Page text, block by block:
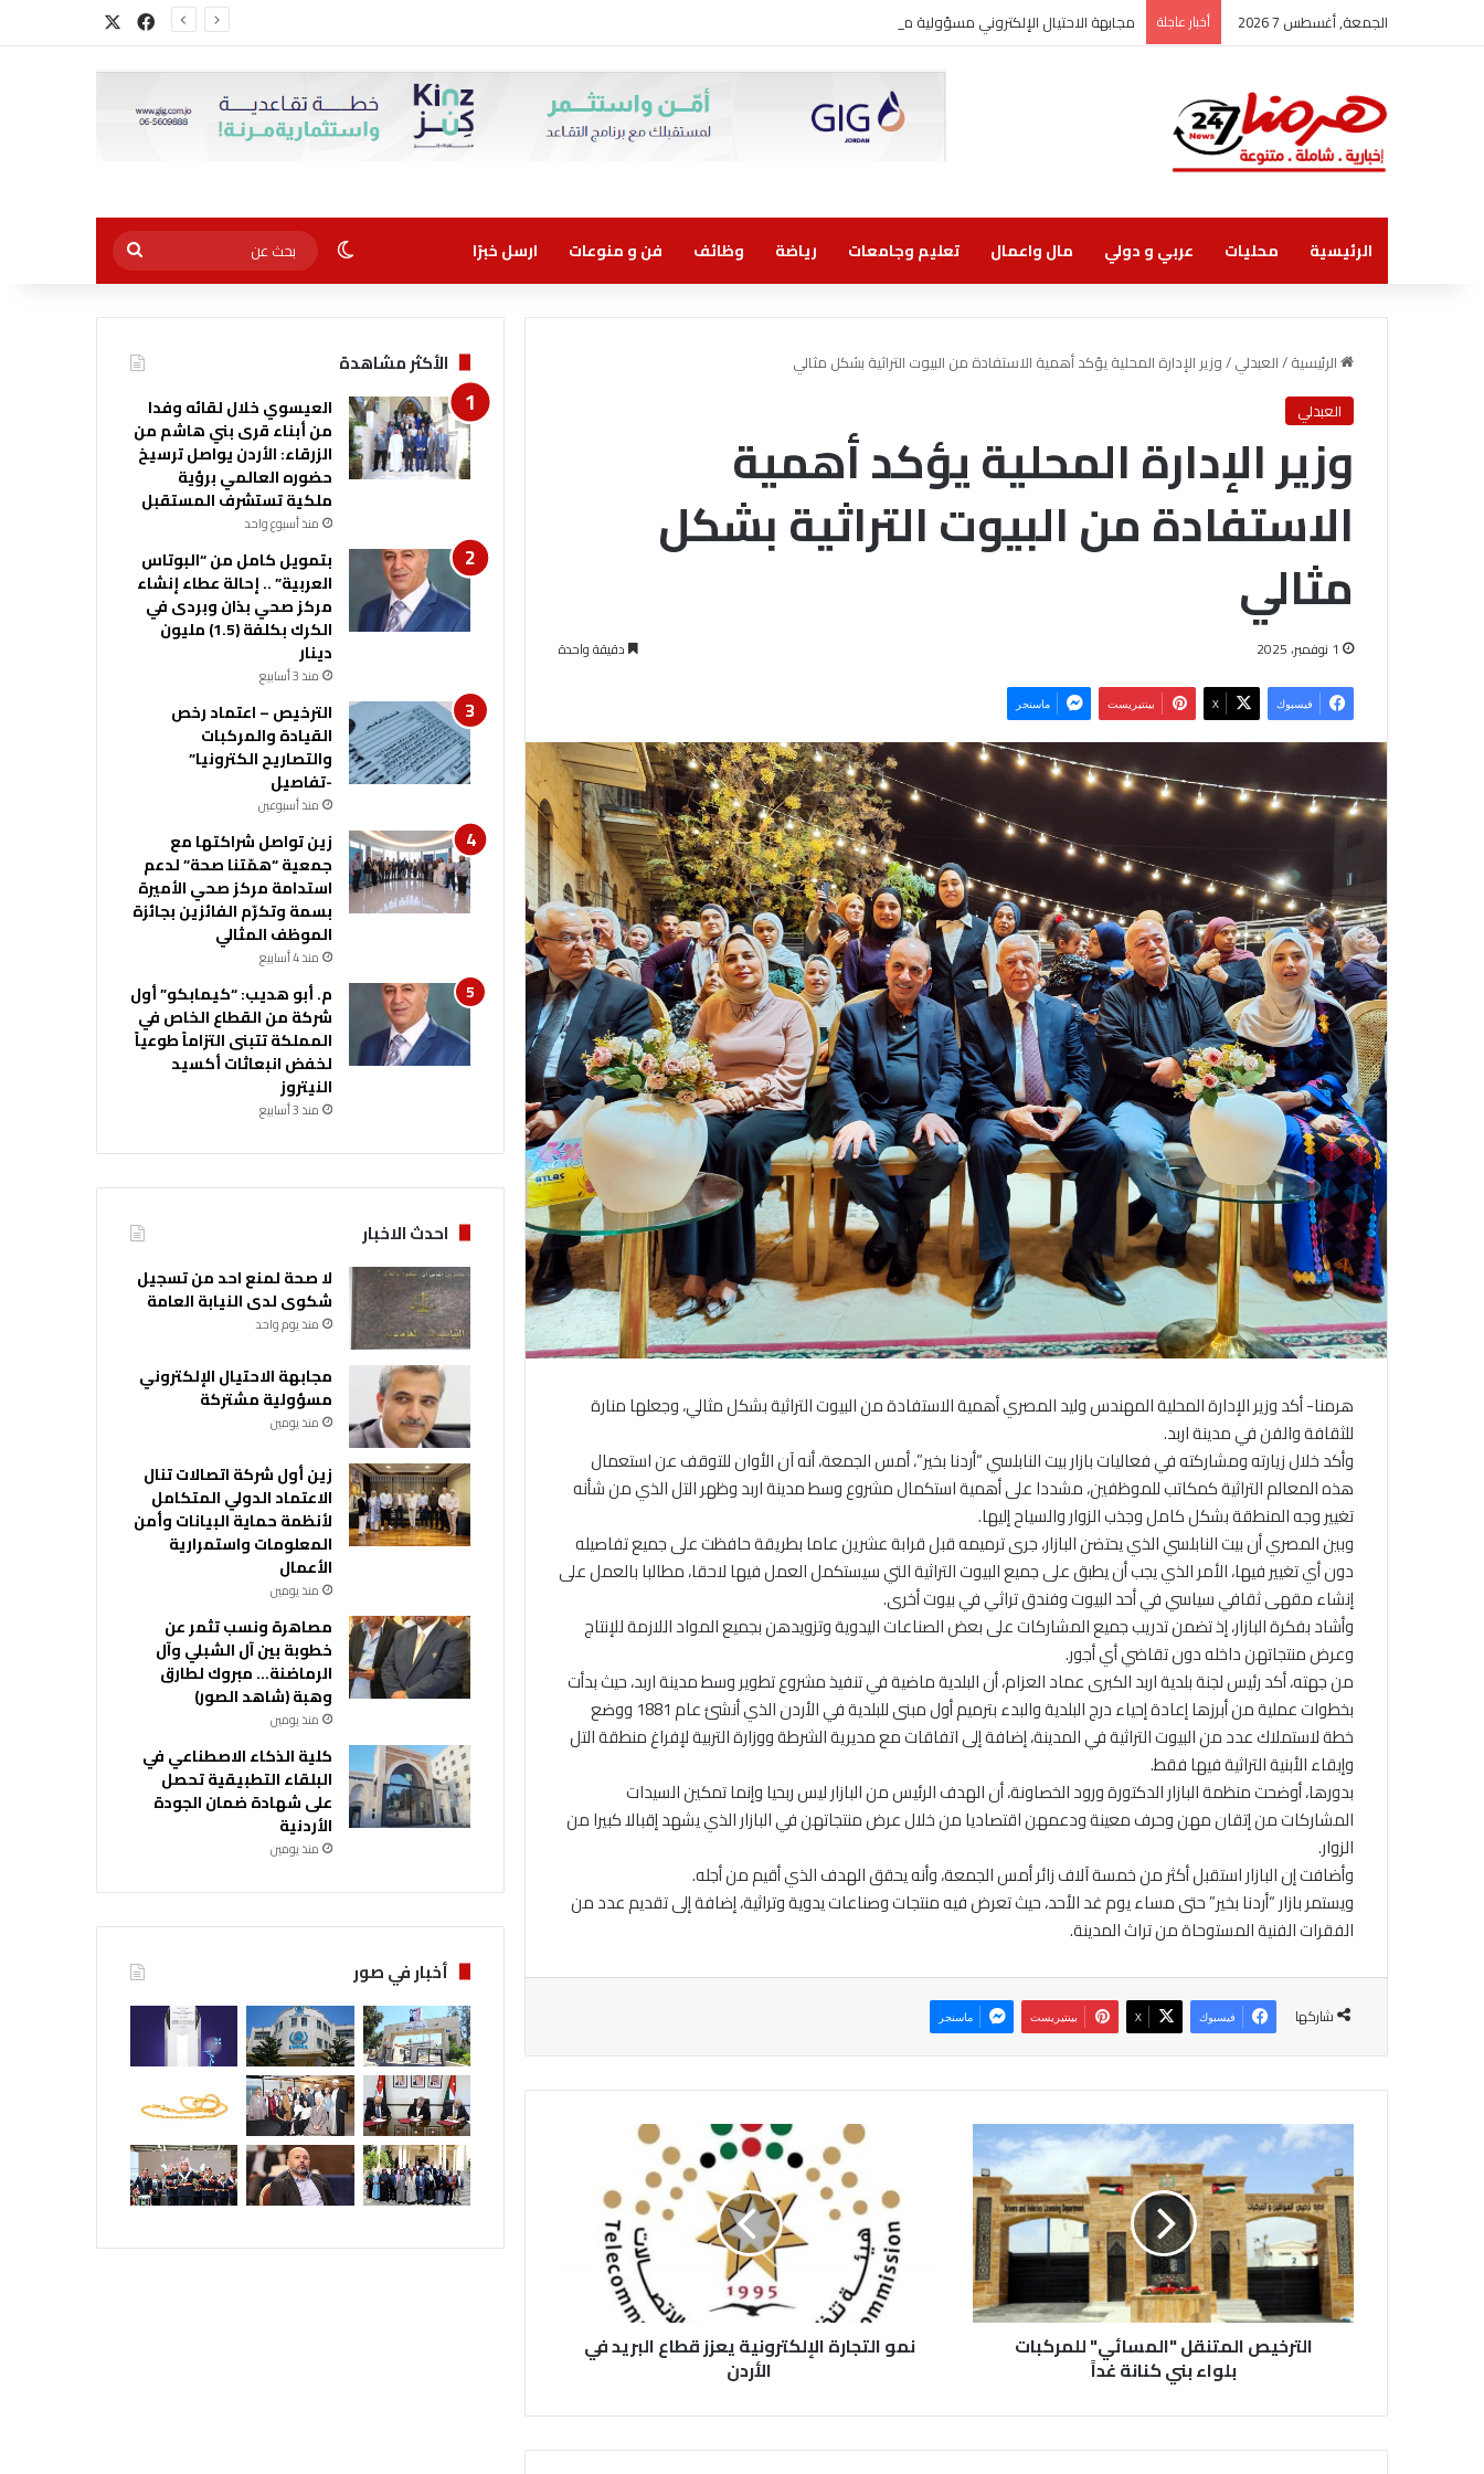
الجمعة, أغسطس 7 2026 أخبار عاجلة مجابهة الاحتيال الإلكتروني مسؤولية مشتركة فيسبوك
الرئيسية محليات عربي و دولي مال واعمال تعليم وجامعات رياضة وظائف فن و منوعات ارسل خبرًا الوضع المظلم
بحث
عن
الرئيسية/العبدلي/وزير الإدارة المحلية يؤكد أهمية الاستفادة من البيوت التراثية بشكل مثالي
العبدلي
وزير الإدارة المحلية يؤكد أهمية
الاستفادة من البيوت التراثية بشكل
مثالي
1 نوفمبر، 2025 دقيقة واحدة
فيسبوك ‫X بينتيريست ماسنجر
هرمنا- أكد وزير الإدارة المحلية المهندس وليد المصري أهمية الاستفادة من البيوت التراثية بشكل مثالي، وجعلها منارة
للثقافة والفن في مدينة اربد.
وأكد خلال زيارته ومشاركته في فعاليات بازار بيت النابلسي “أردنا بخير”، أمس الجمعة، أنه آن الأوان للتوقف عن استعمال
هذه المعالم التراثية كمكاتب للموظفين، مشددا على أهمية استكمال مشروع وسط مدينة اربد وظهر التل الذي من شأنه
تغيير وجه المنطقة بشكل كامل وجذب الزوار والسياح إليها.
وبين المصري أن بيت النابلسي الذي يحتضن البازار، جرى ترميمه قبل قرابة عشرين عاما بطريقة حافظت على جميع تفاصيله
دون أي تغيير فيها، الأمر الذي يجب أن يطبق على جميع البيوت التراثية التي سيستكمل العمل فيها لاحقا، مطالبا بالعمل على
إنشاء مقهى ثقافي سياسي في أحد البيوت وفندق تراثي في بيوت أخرى.
وأشاد بفكرة البازار، إذ تضمن تدريب جميع المشاركات على بعض الصناعات اليدوية وتزويدهن بجميع المواد اللازمة للإنتاج
وعرض منتجاتهن داخله دون تقاضي أي أجور.
من جهته، أكد رئيس لجنة بلدية اربد الكبرى عماد العزام، أن البلدية ماضية في تنفيذ مشروع تطوير وسط مدينة اربد، حيث بدأت
بخطوات عملية من أبرزها إعادة إحياء درج البلدية والبدء بترميم أول مبنى للبلدية في الأردن الذي أنشئ عام 1881 ووضع
خطة لاستملاك عدد من البيوت التراثية في المدينة، إضافة إلى اتفاقات مع مديرية الشرطة ووزارة التربية لإفراغ منطقة التل
وإبقاء الأبنية التراثية فيها فقط.
بدورها، أوضحت منظمة البازار الدكتورة ورود الخصاونة، أن الهدف الرئيس من البازار ليس ربحيا وإنما تمكين السيدات
المشاركات من إتقان مهن وحرف معينة ودعمهن اقتصاديا من خلال عرض منتجاتهن في البازار الذي يشهد إقبالا كبيرا من
الزوار.
وأضافت إن البازار استقبل أكثر من خمسة آلاف زائر أمس الجمعة، وأنه يحقق الهدف الذي أقيم من أجله.
ويستمر بازار “أردنا بخير” حتى مساء يوم غد الأحد، حيث تعرض فيه منتجات وصناعات يدوية وتراثية، إضافة إلى تقديم عدد من
الفقرات الفنية المستوحاة من تراث المدينة.
شاركها فيسبوك ‫X بينتيريست ماسنجر
ت
ر
خ
ي
ص
ا
ل
ق
"
الترخيص المتنقل "المسائي" للمركبات
بلواء بني كنانة غداً
إ
ك
نمو التجارة الإلكترونية يعزز قطاع البريد في
الأردن
الأكثر مشاهدة
العيسوي خلال لقائه وفدا
من أبناء قرى بني هاشم من
الزرقاء: الأردن يواصل ترسيخ
حضوره العالمي برؤية
ملكية تستشرف المستقبل
منذ أسبوع واحد
بتمويل كامل من “البوتاس
العربية” .. إحالة عطاء إنشاء
مركز صحي بذان وبردى في
الكرك بكلفة (1.5) مليون
دينار
منذ 3 أسابيع
الترخيص – اعتماد رخص
القيادة والمركبات
والتصاريح الكترونيا”
-تفاصيل
منذ أسبوعين
زين تواصل شراكتها مع
جمعية “همّتنا صحة” لدعم
استدامة مركز صحي الأميرة
بسمة وتكرّم الفائزين بجائزة
الموظف المثالي
منذ 4 أسابيع
م. أبو هديب: “كيمابكو” أول
شركة من القطاع الخاص في
المملكة تتبنى التزاماً طوعياً
لخفض انبعاثات أكسيد
النيتروز
منذ 3 أسابيع
احدث الاخبار
لا صحة لمنع احد من تسجيل
شكوى لدى النيابة العامة
منذ يوم واحد
مجابهة الاحتيال الإلكتروني
مسؤولية مشتركة
منذ يومين
زين أول شركة اتصالات تنال
الاعتماد الدولي المتكامل
لأنظمة حماية البيانات وأمن
المعلومات واستمرارية
الأعمال
منذ يومين
مصاهرة ونسب تثمر عن
خطوبة بين آل الشبلي وآل
الرماضنة… مبروك لطارق
وهبة (شاهد الصور)
منذ يومين
كلية الذكاء الاصطناعي في
البلقاء التطبيقية تحصل
على شهادة ضمان الجودة
الأردنية
منذ يومين
أخبار في صور